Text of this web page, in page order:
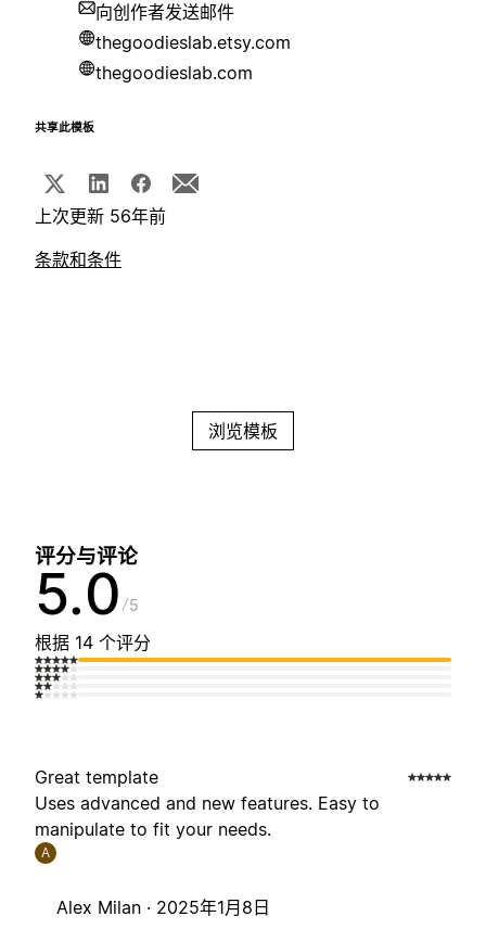
向创作者发送邮件
thegoodieslab.etsy.com
thegoodieslab.com
共享此模板
上次更新 56年前
条款和条件
浏览模板
评分与评论
5.0 5
根据 14 个评分
Great template
Uses advanced and new features. Easy to
manipulate to fit your needs.
A
Alex Milan · 2025年1月8日